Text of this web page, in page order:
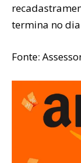
termina no
Fonte: